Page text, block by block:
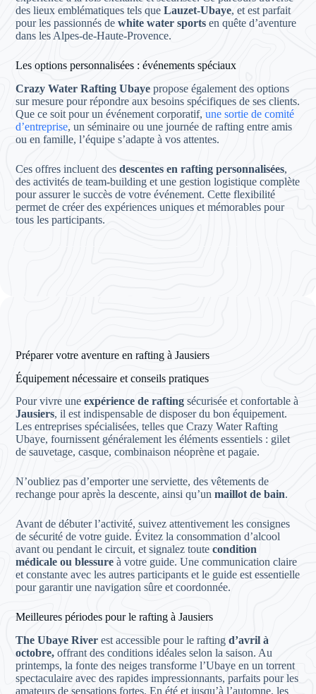
des lieux emblématiques tels queLauzet-Ubaye, et est parfait
pour les passionnés dewhite water sports en quête d’aventure
dans les Alpes-de-Haute-Provence.
Les options personnalisées : événements spéciaux
Crazy Water Rafting Ubaye propose également des options
sur mesure pour répondre aux besoins spécifiques de ses clients.
Que ce soit pour un événement corporatif,une sortie de comité
d’entreprise, un séminaire ou une journée de rafting entre amis
ou en famille, l’équipe s’adapte à vos attentes.
Ces offres incluent desdescentes en rafting personnalisées,
des activités de team-building et une gestion logistique complète
pour assurer le succès de votre événement. Cette flexibilité
permet de créer des expériences uniques et mémorables pour
tous les participants.
Préparer votre aventure en rafting à Jausiers
Équipement nécessaire et conseils pratiques
Pour vivre uneexpérience de rafting sécurisée et confortable à
Jausiers, il est indispensable de disposer du bon équipement.
Les entreprises spécialisées, telles que Crazy Water Rafting
Ubaye, fournissent généralement les éléments essentiels : gilet
de sauvetage, casque, combinaison néoprène et pagaie.
N’oubliez pas d’emporter une serviette, des vêtements de
rechange pour après la descente, ainsi qu’unmaillot de bain.
Avant de débuter l’activité, suivez attentivement les consignes
de sécurité de votre guide. Évitez la consommation d’alcool
avant ou pendant le circuit, et signalez toutecondition
médicale ou blessureà votre guide. Une communication claire
et constante avec les autres participants et le guide est essentielle
pour garantir une navigation sûre et coordonnée.
Meilleures périodes pour le rafting à Jausiers
The Ubaye Riverest accessible pour le raftingd’avril à
octobre, offrant des conditions idéales selon la saison. Au
printemps, la fonte des neiges transforme l’Ubaye en un torrent
spectaculaire avec des rapides impressionnants, parfaits pour les
amateurs de sensations fortes. En été et jusqu’à l’automne, les